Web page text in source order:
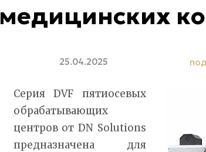
медицинских
25.04.2025
Серия DVF пятиосевых
обрабатывающих
центров от DN Solutions
предназначена для